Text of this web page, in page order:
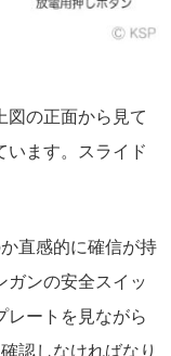
図の正面から見て
います。スライド
直感的に確信が持
ガンの安全スイッ
レートを見ながら
認しなければなり